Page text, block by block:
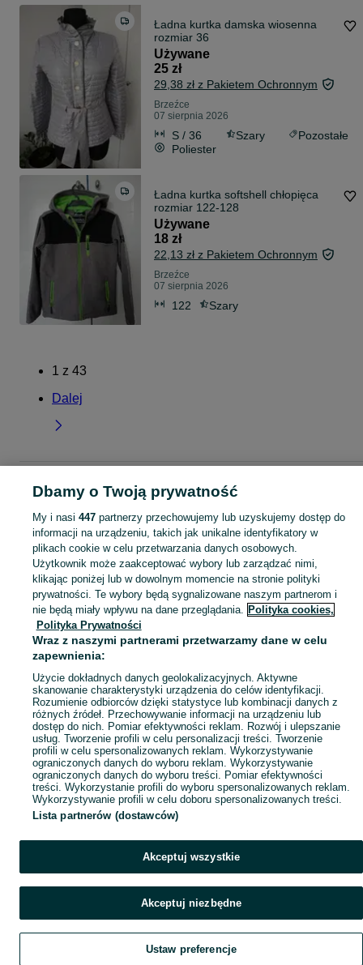
Ładna kurtka damska wiosenna
rozmiar 36
Używane
25 zł
29,38 zł z Pakietem Ochronnym
Brzeźce
07 sierpnia 2026
S / 36 Szary
Pozostałe
Poliester
Ładna kurtka softshell chłopięca
rozmiar 122-128
Używane
18 zł
22,13 zł z Pakietem Ochronnym
Brzeźce
07 sierpnia 2026
122 Szary
1 z 43
Dalej
Strona główna
KATEGORIA
Skorzystaj z największego serwisu ogłoszeniowego - Brzeźce i okolice! Kupuj to, czego pragniesz i sprzedawaj to, czego już nie potrzebujesz! Zobacz
Mapa kategorii
Mapa miejscowości
Mapa ministron
Dbamy o Twoją prywatność
My i nasi 447partnerzy przechowujemy lub uzyskujemy dostęp do
informacji na urządzeniu, takich jak unikalne identyfikatory w
plikach cookie w celu przetwarzania danych osobowych.
Użytkownik może zaakceptować wybory lub zarządzać nimi,
klikając poniżej lub w dowolnym momencie na stronie polityki
prywatności. Te wybory będą sygnalizowane naszym partnerom i
nie będą miały wpływu na dane przeglądania. Polityka cookies,
Polityka Prywatności
Wraz z naszymi partnerami przetwarzamy dane w celu
zapewnienia:
Użycie dokładnych danych geolokalizacyjnych. Aktywne
skanowanie charakterystyki urządzenia do celów identyfikacji.
Rozumienie odbiorców dzięki statystyce lub kombinacji danych z
różnych źródeł. Przechowywanie informacji na urządzeniu lub
dostęp do nich. Pomiar efektywności reklam. Rozwój i ulepszanie
usług. Tworzenie profili w celu personalizacji treści. Tworzenie
profili w celu spersonalizowanych reklam. Wykorzystywanie
ograniczonych danych do wyboru reklam. Wykorzystywanie
ograniczonych danych do wyboru treści. Pomiar efektywności
treści. Wykorzystanie profili do wyboru spersonalizowanych reklam.
Wykorzystywanie profili w celu doboru spersonalizowanych treści.
Lista partnerów (dostawców)
Akceptuj wszystkie
Akceptuj niezbędne
Ustaw preferencje